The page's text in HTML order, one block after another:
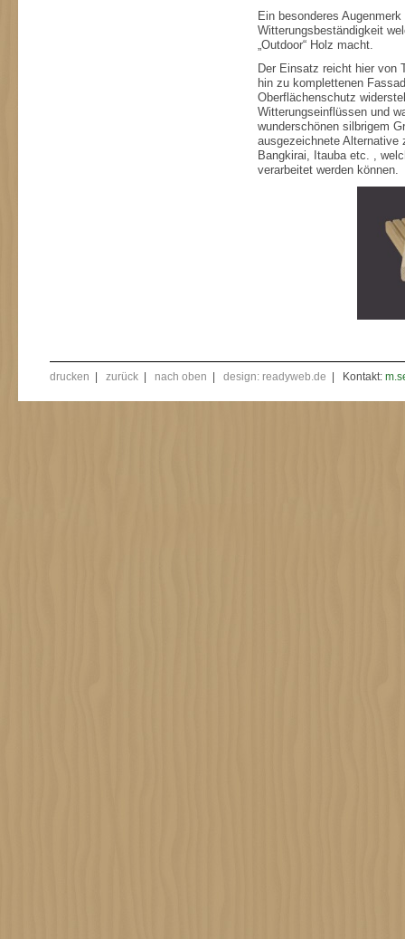
Ein besonderes
Witterungsbeständigkeit
„Outdoor“ Holz macht.
Der Einsatz reicht hier von
hin zu komplettenen
Oberflächenschutz
Witterungseinflüssen und
wunderschönen silbrigem
ausgezeichnete Alternative
Bangkirai, Itauba etc. ,
verarbeitet werden können.
drucken zurück nach oben design: readyweb.de | Kontakt: